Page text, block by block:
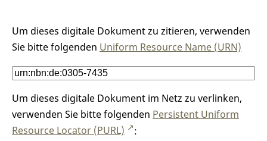
Um dieses digitale Dokument zu zitieren, verwenden
Sie bitte folgenden Uniform Resource Name (URN)
Um dieses digitale Dokument im Netz zu verlinken,
verwenden Sie bitte folgenden Persistent Uniform
Resource Locator (PURL)
: